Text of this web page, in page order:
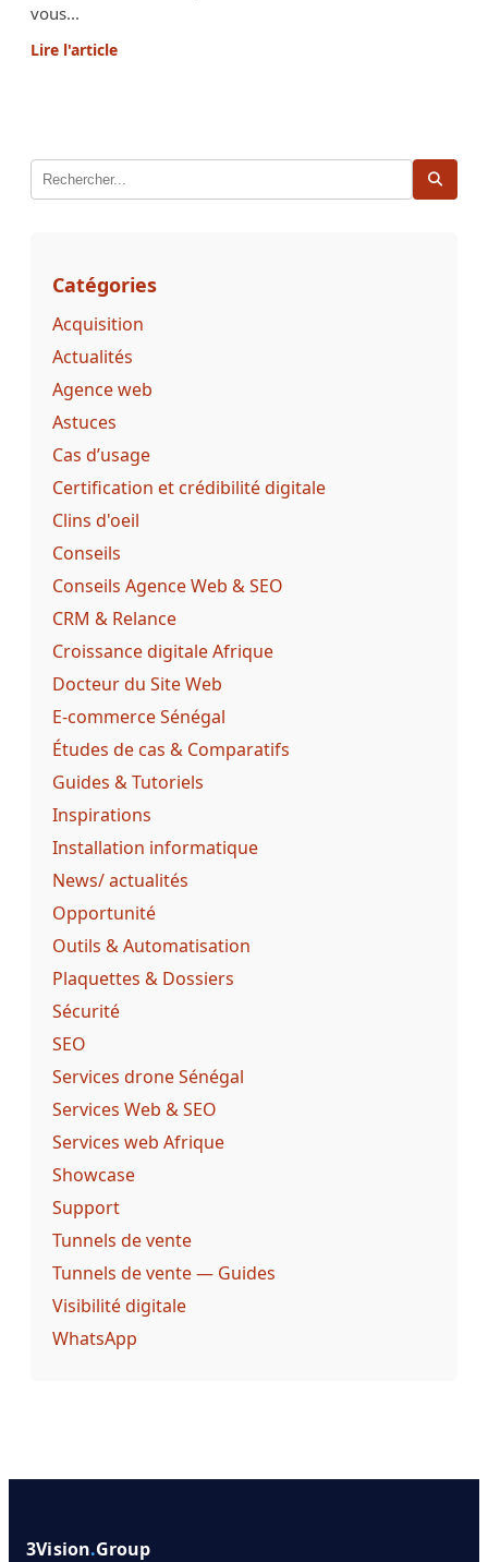
vous...
Lire l'article
Catégories
Acquisition
Actualités
Agence web
Astuces
Cas d’usage
Certification et crédibilité digitale
Clins d'oeil
Conseils
Conseils Agence Web & SEO
CRM & Relance
Croissance digitale Afrique
Docteur du Site Web
E-commerce Sénégal
Études de cas & Comparatifs
Guides & Tutoriels
Inspirations
Installation informatique
News/ actualités
Opportunité
Outils & Automatisation
Plaquettes & Dossiers
Sécurité
SEO
Services drone Sénégal
Services Web & SEO
Services web Afrique
Showcase
Support
Tunnels de vente
Tunnels de vente — Guides
Visibilité digitale
WhatsApp
3Vision.Group